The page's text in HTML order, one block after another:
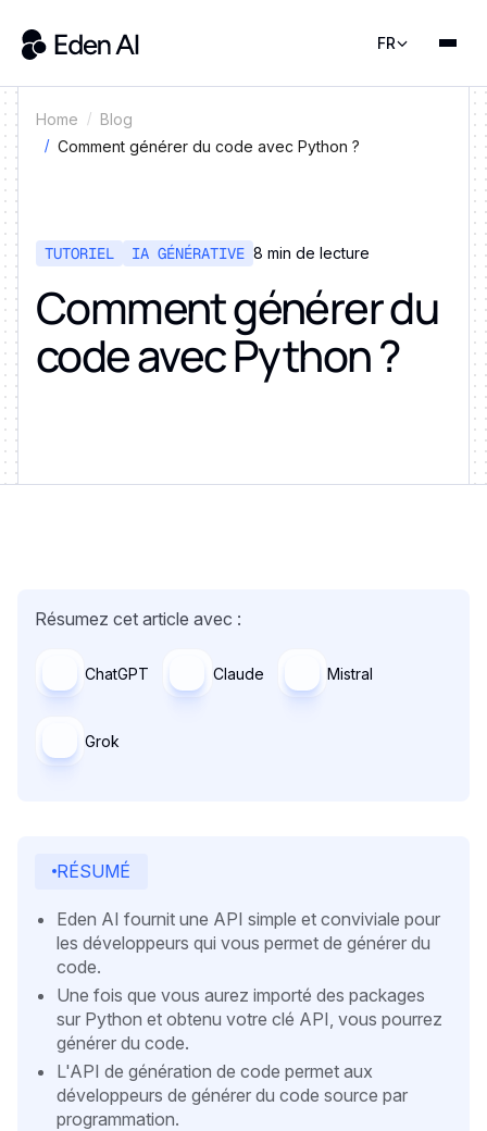
FR
Home
Blog
Comment générer du code avec Python ?
TUTORIEL IA GÉNÉRATIVE 8 min de lecture
Comment générer du
code avec Python ?
Résumez cet article avec :
ChatGPT Claude Mistral
Grok
RÉSUMÉ
Eden AI fournit une API simple et conviviale pour
les développeurs qui vous permet de générer du
code.
Une fois que vous aurez importé des packages
sur Python et obtenu votre clé API, vous pourrez
générer du code.
L'API de génération de code permet aux
développeurs de générer du code source par
programmation.